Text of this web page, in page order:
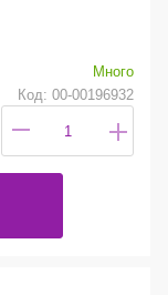
Много
Код: 00-00196932